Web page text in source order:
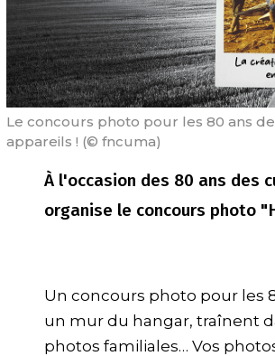
Le concours photo pour les 80 ans
appareils ! (© fncuma)
À l'occasion des 80 ans des
organise le concours photo
Un concours photo pour les
un mur du hangar, traînent
photos familiales… Vos